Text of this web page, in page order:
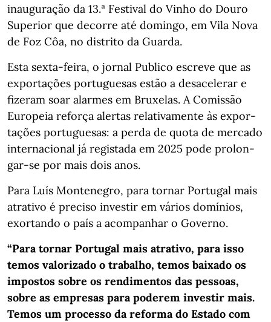
inauguração da 13.ª Festival do Vinho do Douro
Superior que decorre até domingo, em Vila Nova
de Foz Côa, no distrito da Guarda.
Esta sexta-feira, o jornal Publico escreve que as
expor­ta­ções por­tu­gue­sas estão a desacelerar e
fizeram soar alar­mes em Bru­xe­las. A Comis­são
Euro­peia reforça aler­tas rela­ti­va­mente às expor­
ta­ções por­tu­gue­sas: a perda de quota de mer­cado
inter­na­ci­o­nal já regis­tada em 2025 pode pro­lon­
gar-se por mais dois anos.
Para Luís Montenegro, para tornar Portugal mais
atrativo é preciso investir em vários domínios,
exortando o país a acompanhar o Governo.
“Para tornar Portugal mais atrativo, para isso
temos valorizado o trabalho, temos baixado os
impostos sobre os rendimentos das pessoas,
sobre as empresas para poderem investir mais.
Temos um processo da reforma do Estado com